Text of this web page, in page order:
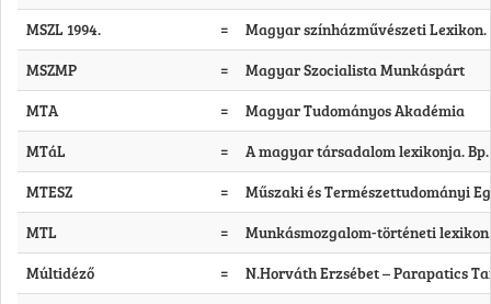
MSZL 1994.
=
Magyar színházművészeti Lexikon.
MSZMP
=
Magyar Szocialista Munkáspárt
MTA
=
Magyar Tudományos Akadémia
MTáL
=
A magyar társadalom lexikonja. Bp.
MTESZ
=
Műszaki és Természettudományi
MTL
=
Munkásmozgalom-történeti lexikon.
Múltidéző
=
N.Horváth Erzsébet – Parapatics